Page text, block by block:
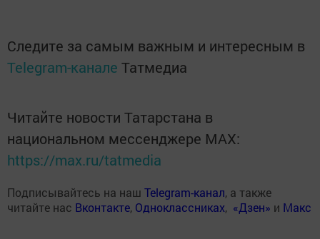
Следите за самым важным и интересным в
Telegram-канале Татмедиа
Читайте новости Татарстана в
национальном мессенджере MАХ:
https://max.ru/tatmedia
Подписывайтесь на наш Telegram-канал, а также
читайте нас Вконтакте, Одноклассниках, «Дзен» и Макс